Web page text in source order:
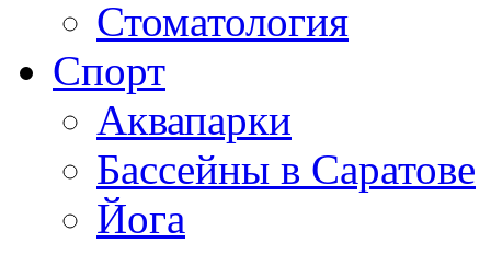
Стоматология
Спорт
Аквапарки
Бассейны в Саратове
Йога